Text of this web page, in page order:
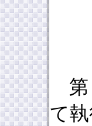
第
て